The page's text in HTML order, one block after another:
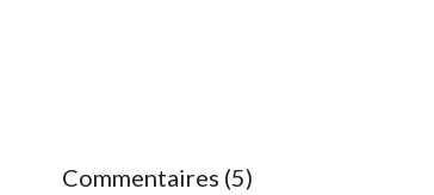
Commentaires (5)